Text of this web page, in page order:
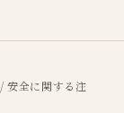
/ 安全に関する注